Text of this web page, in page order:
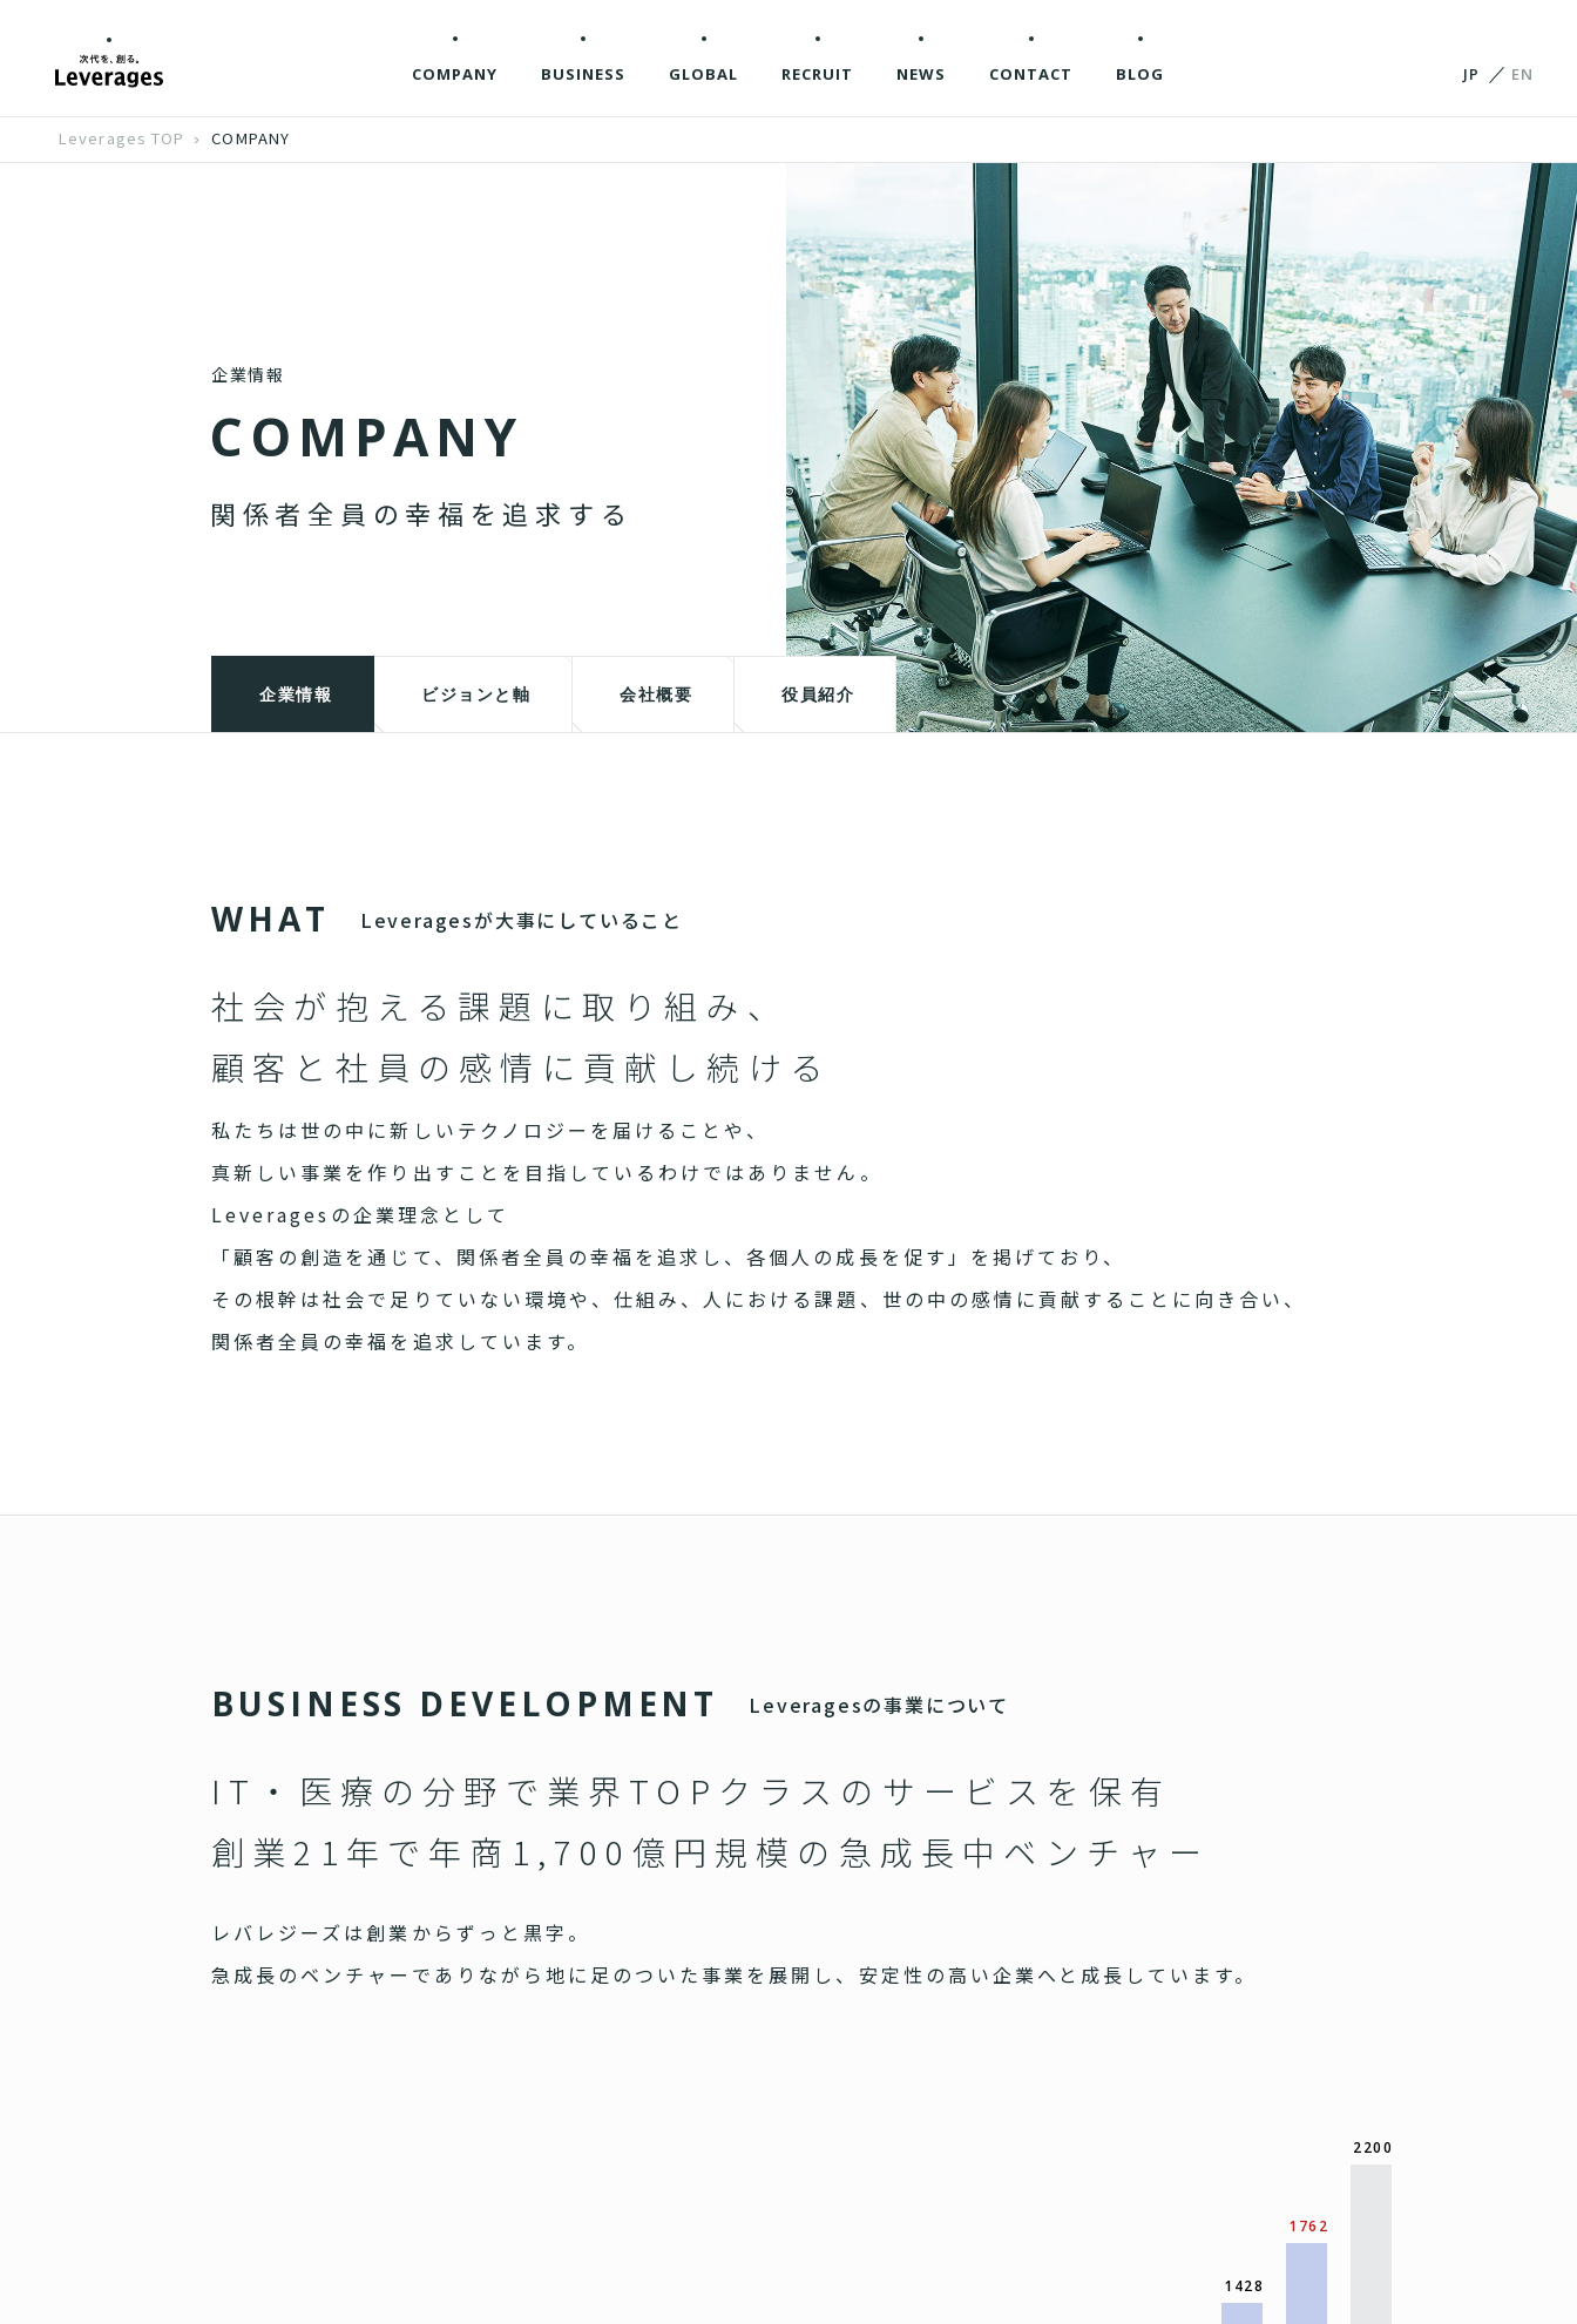
COMPANY BUSINESS GLOBAL RECRUIT NEWS CONTACT BLOG JP EN
Leverages TOP COMPANY
企業情報
CO M PANY
関 係者 全 員 の 幸 福 を 追 求 す る
企業情報 ビジョンと軸 会社概要 役員紹介
企業情報 ビジョンと軸 役員紹介
WHAT Leveragesが大事にしていること
社会が抱える課題に取り組み、
顧客と社員の感情に貢献し続ける
私たちは世の中に新しいテクノロジーを届けることや、
真新しい事業を作り出すことを目指しているわけではありません。
Leveragesの企業理念として
「顧客の創造を通じて、関係者全員の幸福を追求し、各個人の成長を促す」を掲げており、
その根幹は社会で足りていない環境や、仕組み、人における課題、世の中の感情に貢献することに向き合い、
関係者全員の幸福を追求しています。
BUS I N ESS D EVE LO P M EN T Leveragesの事業について
IT・医療の分野で業界TOPクラスのサービスを保有
創業21年で年商1,700億円規模の急成長中ベンチャー
レバレジーズは創業からずっと黒字。
急成長のベンチャーでありながら地に足のついた事業を展開し、安定性の高い企業へと成長しています。
1428
1762
2200